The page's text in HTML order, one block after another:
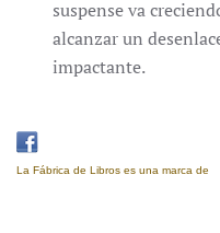
suspense va
alcanzar un
impactante.
La Fábrica de Libros es una marca de